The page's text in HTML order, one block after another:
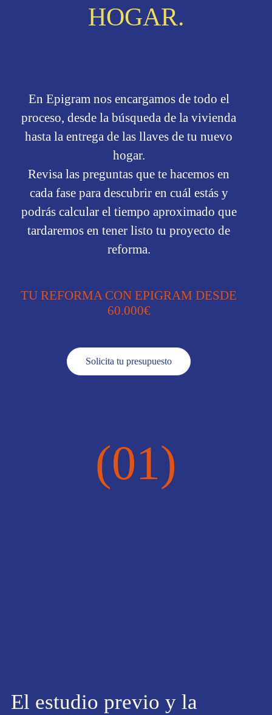
HOGAR.
En Epigram nos encargamos de todo el
proceso, desde la búsqueda de la vivienda
hasta la entrega de las llaves de tu nuevo
hogar.
Revisa las preguntas que te hacemos en
cada fase para descubrir en cuál estás y
podrás calcular el tiempo aproximado que
tardaremos en tener listo tu proyecto de
reforma.
TU REFORMA CON EPIGRAM DESDE
60.000€
Solicita tu presupuesto
(01)
El estudio previo y la